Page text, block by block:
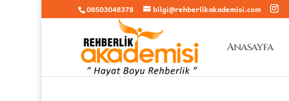
08503048378 bilgi@rehberlikakademisi.com
Anasayfa